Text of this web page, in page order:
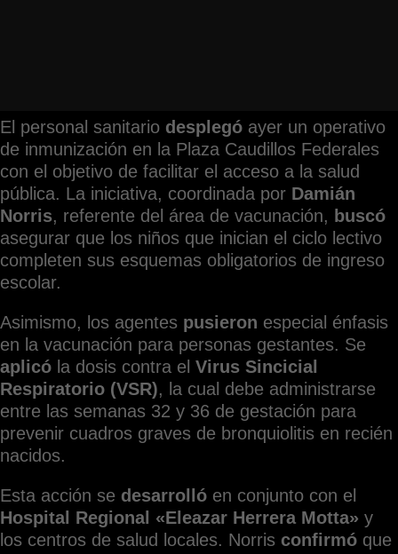
El personal sanitario desplegó ayer un operativo
de inmunización en la Plaza Caudillos Federales
con el objetivo de facilitar el acceso a la salud
pública. La iniciativa, coordinada por Damián
Norris, referente del área de vacunación, buscó
asegurar que los niños que inician el ciclo lectivo
completen sus esquemas obligatorios de ingreso
escolar.
Asimismo, los agentes pusieron especial énfasis
en la vacunación para personas gestantes. Se
aplicó la dosis contra el Virus Sincicial
Respiratorio (VSR), la cual debe administrarse
entre las semanas 32 y 36 de gestación para
prevenir cuadros graves de bronquiolitis en recién
nacidos.
Esta acción se desarrolló en conjunto con el
Hospital Regional «Eleazar Herrera Motta» y
los centros de salud locales. Norris confirmó que